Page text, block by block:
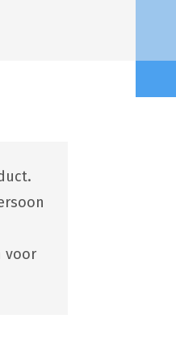
voor